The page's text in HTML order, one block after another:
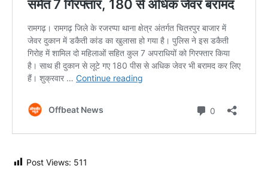
Post Views: 511